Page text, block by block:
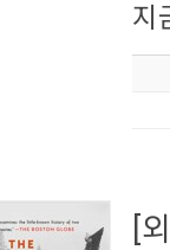
지
[